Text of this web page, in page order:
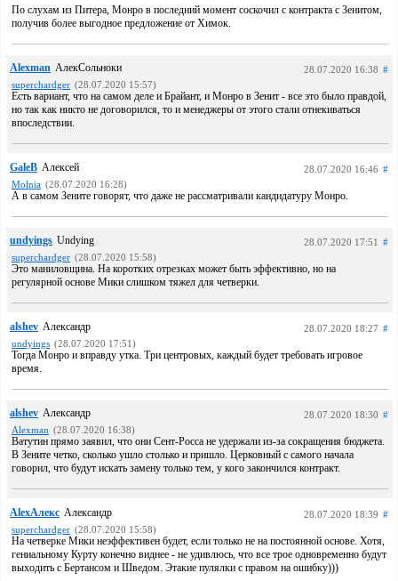
По слухам из Питера, Монро в последний момент соскочил с контракта с Зенитом,
получив более выгодное предложение от Химок.
Alexman АлекСольноки 28.07.2020 16:38 #
superchardger (28.07.2020 15:57)
Есть вариант, что на самом деле и Брайант, и Монро в Зенит - все это было правдой,
но так как никто не договорился, то и менеджеры от этого стали отнекиваться
впоследствии.
GaleB Алексей 28.07.2020 16:46 #
Molnia (28.07.2020 16:28)
А в самом Зените говорят, что даже не рассматривали кандидатуру Монро.
undyings Undying 28.07.2020 17:51 #
superchardger (28.07.2020 15:58)
Это маниловщина. На коротких отрезках может быть эффективно, но на
регулярной основе Мики слишком тяжел для четверки.
alshev Александр 28.07.2020 18:27 #
undyings (28.07.2020 17:51)
Тогда Монро и вправду утка. Три центровых, каждый будет требовать игровое
время.
alshev Александр 28.07.2020 18:30 #
Alexman (28.07.2020 16:38)
Ватутин прямо заявил, что они Сент-Росса не удержали из-за сокращения бюджета.
В Зените четко, сколько ушло столько и пришло. Церковный с самого начала
говорил, что будут искать замену только тем, у кого закончился контракт.
AlexАлекс Александр 28.07.2020 18:39 #
superchardger (28.07.2020 15:58)
На четверке Мики неэффективен будет, если только не на постоянной основе. Хотя,
гениальному Курту конечно виднее - не удивлюсь, что все трое одновременно будут
выходить с Бертансом и Шведом. Этакие пулялки с правом на ошибку)))